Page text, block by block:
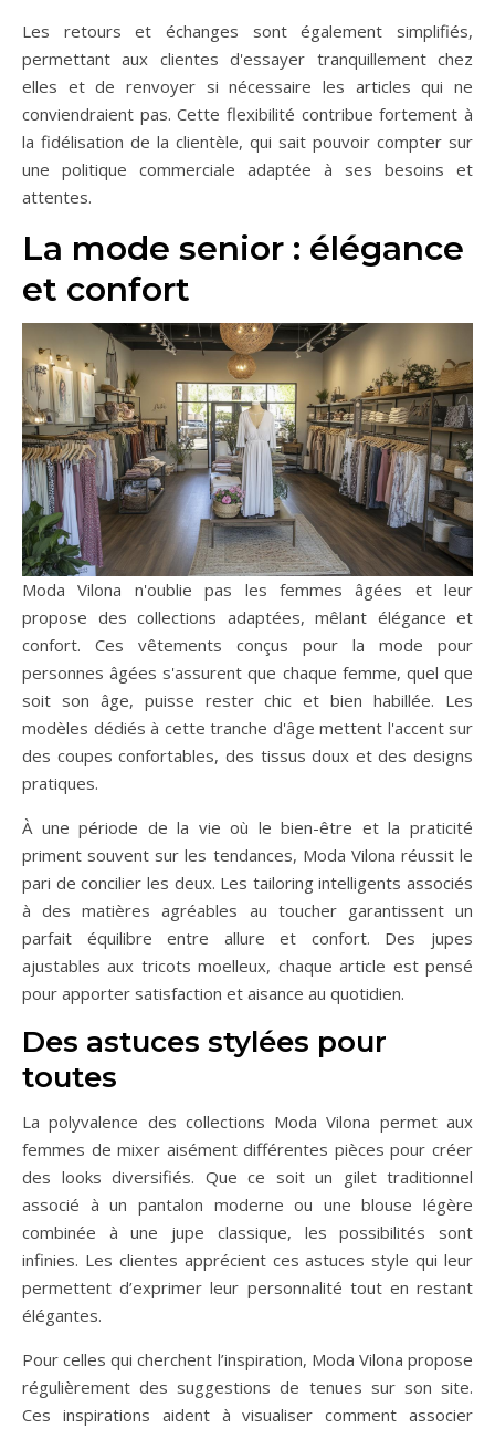
Les retours et échanges sont également simplifiés,
permettant aux clientes d'essayer tranquillement chez
elles et de renvoyer si nécessaire les articles qui ne
conviendraient pas. Cette flexibilité contribue fortement à
la fidélisation de la clientèle, qui sait pouvoir compter sur
une politique commerciale adaptée à ses besoins et
attentes.
La mode senior : élégance
et confort
Moda Vilona n'oublie pas les femmes âgées et leur
propose des collections adaptées, mêlant élégance et
confort. Ces vêtements conçus pour la mode pour
personnes âgées s'assurent que chaque femme, quel que
soit son âge, puisse rester chic et bien habillée. Les
modèles dédiés à cette tranche d'âge mettent l'accent sur
des coupes confortables, des tissus doux et des designs
pratiques.
À une période de la vie où le bien-être et la praticité
priment souvent sur les tendances, Moda Vilona réussit le
pari de concilier les deux. Les tailoring intelligents associés
à des matières agréables au toucher garantissent un
parfait équilibre entre allure et confort. Des jupes
ajustables aux tricots moelleux, chaque article est pensé
pour apporter satisfaction et aisance au quotidien.
Des astuces stylées pour
toutes
La polyvalence des collections Moda Vilona permet aux
femmes de mixer aisément différentes pièces pour créer
des looks diversifiés. Que ce soit un gilet traditionnel
associé à un pantalon moderne ou une blouse légère
combinée à une jupe classique, les possibilités sont
infinies. Les clientes apprécient ces astuces style qui leur
permettent d’exprimer leur personnalité tout en restant
élégantes.
Pour celles qui cherchent l’inspiration, Moda Vilona propose
régulièrement des suggestions de tenues sur son site.
Ces inspirations aident à visualiser comment associer